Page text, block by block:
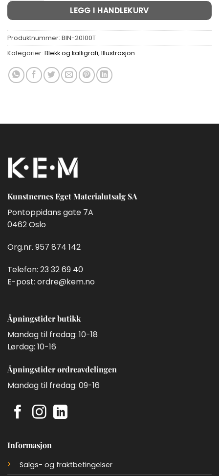
LEGG I HANDLEKURV
Produktnummer: BIN-20100T
Kategorier: Blekk og kalligrafi, Illustrasjon
Kunstnernes Eget Materialutsalg SA
Pontoppidans gate 7A
0462 Oslo
Org.nr. 957 874 142
Telefon: 23 32 69 40
E-post: ordre@kem.no
Åpningstider butikk
Mandag til fredag: 10-18
Lørdag: 10-16
Åpningstider ordreavdelingen
Mandag til fredag: 09-16
Informasjon
Salgs- og fraktbetingelser